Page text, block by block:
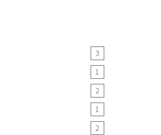
3
1
2
1
2